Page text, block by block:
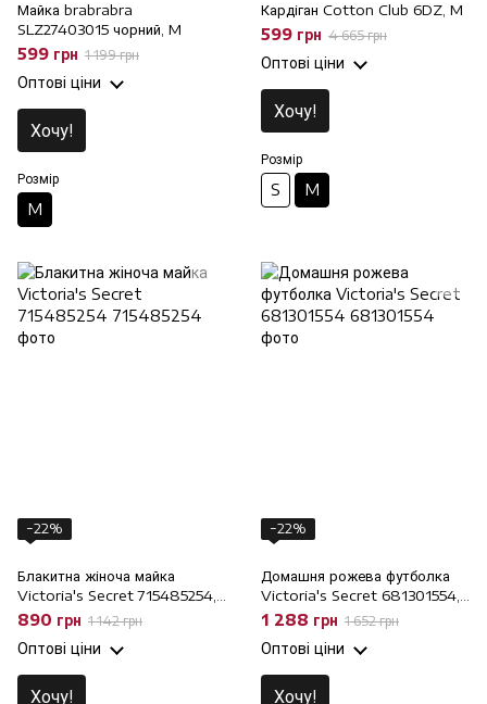
Майка brabrabra
SLZ27403015 чорний, M
599 грн 1 199 грн
Оптові ціни
Хочу!
Розмір
M
Кардіган Cotton Club 6DZ, M
599 грн 4 665 грн
Оптові ціни
Хочу!
Розмір
S M
−22%
Блакитна жіноча майка
Victoria's Secret 715485254,
XS
890 грн 1 142 грн
Оптові ціни
Хочу!
−22%
Домашня рожева футболка
Victoria's Secret 681301554,
S
1 288 грн 1 652 грн
Оптові ціни
Хочу!